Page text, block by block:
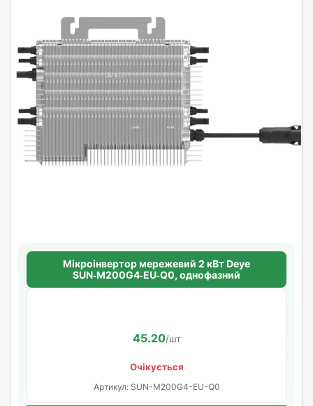
Мікроінвертор мережевий 2 кВт Deye
SUN‑M200G4‑EU‑Q0, однофазний
45.20/шт
Очікується
Артикул: SUN-M200G4-EU-Q0